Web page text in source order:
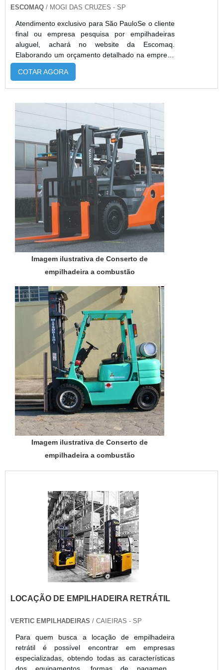
ESCOMAQ / MOGI DAS CRUZES - SP
Atendimento exclusivo para São PauloSe o cliente
final ou empresa pesquisa por empilhadeiras
aluguel, achará no website da Escomaq.
Elaborando um orçamento detalhado na empresa
mais qualificada do mercado e encontrando a
melhor referência em qualidade.Quando a
eficiência com comprometimento com os
resultados dos clientes.MAIS DETALHES SOBRE
EMPILHAD...
COTAR AGORA
Imagem ilustrativa de Conserto de
empilhadeira a combustão
Imagem ilustrativa de Conserto de
empilhadeira a combustão
LOCAÇÃO DE EMPILHADEIRA RETRÁTIL
VERTIC EMPILHADEIRAS / CAIEIRAS - SP
Para quem busca a locação de empilhadeira
retrátil é possível encontrar em empresas
especializadas, obtendo todas as características